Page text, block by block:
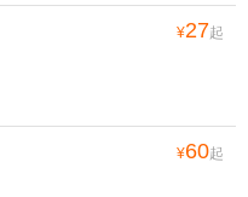
¥27起
¥60起